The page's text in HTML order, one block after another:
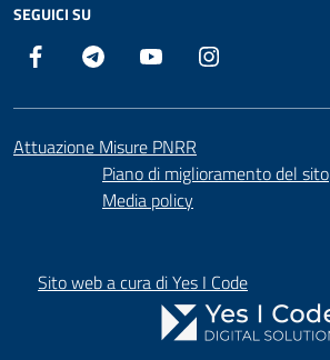
SEGUICI SU
Facebook Telegram YouTube
Attuazione Misure PNRR
Piano di miglioramento del sito
Media policy
Sito web a cura di Yes I Code